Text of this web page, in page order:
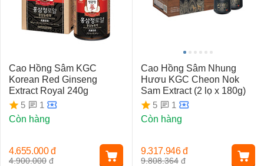
Cao Hồng Sâm KGC
Korean Red Ginseng
Extract Royal 240g
5
1
Còn hàng
4.900.000 đ
4.655.000 đ
Cao Hồng Sâm Nhung
Hươu KGC Cheon Nok
Sam Extract (2 lọ x 180g)
5
1
Còn hàng
9.808.364 đ
9.317.946 đ